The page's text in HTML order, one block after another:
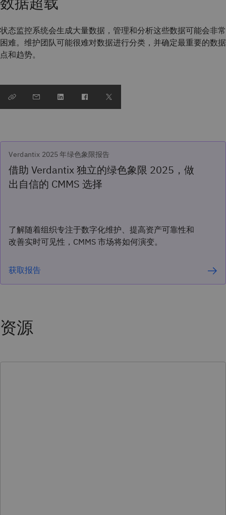
状态监控系统会生成大量数据，管理和分析这些数据可能会非常
困难。维护团队可能很难对数据进行分类，并确定最重要的数据
点和趋势。
Verdantix 2025 年绿色象限报告
借助 Verdantix 独立的绿色象限 2025，做
出自信的 CMMS 选择
了解随着组织专注于数字化维护、提高资产可靠性和
改善实时可见性，CMMS 市场将如何演变。
获取报告
资源